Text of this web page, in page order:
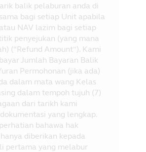
balik pelaburan anda di
bagi setiap Unit apabila
NAV lazim bagi setiap
penyejukan (yang mana
(“Refund Amount”). Kami
Jumlah Bayaran Balik
Permohonan (jika ada)
dalam mata wang Kelas
dalam tempoh tujuh (7)
dari tarikh kami
yang lengkap.
bahawa hak
diberikan kepada
pertama yang melabur